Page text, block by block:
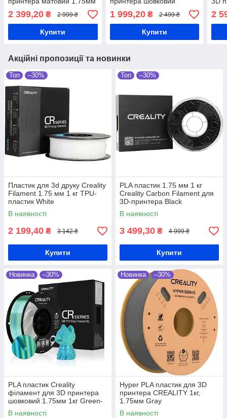
1кг White
2 399,20 ₴ 2 999 ₴
Купити
1.75мм 1кг Срібло
1 999,20₴ 2 499 ₴
Купити
2
Акційні пропозиції та новинки
Топ –30%
Пластик для 3d друку Creality
Filament 1.75 мм 1 кг TPU-
пластик White
В наявності
2 199,40 ₴ 3 142 ₴
Купити
Топ –30%
PLA пластик 1.75 мм 1 кг
Creality Carbon Filament для
3D-принтера Black
В наявності
3 499,30 ₴ 4 999 ₴
Купити
Новинка –30%
PLA пластик Creality
філамент для 3D принтера
шовковий 1.75мм 1кг Green-
Blue
В наявності
Новинка –30%
Hyper PLA пластик для 3D
принтера CREALITY 1кг,
1.75мм Gray
В наявності